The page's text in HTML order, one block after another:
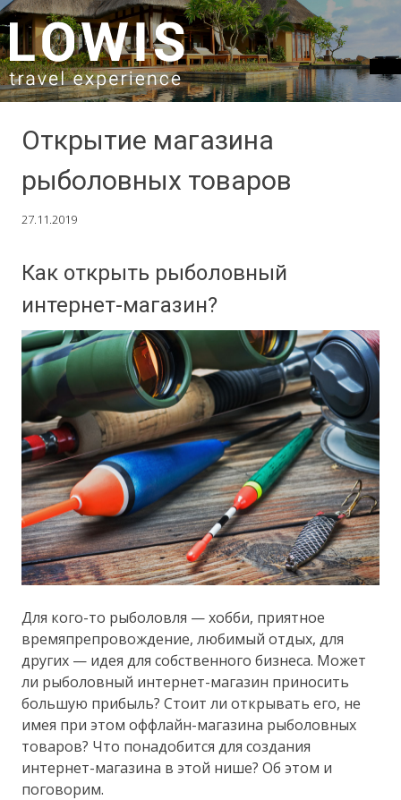
SKIP TO CONTENT
Открытие магазина
рыболовных товаров
27.11.2019
Как открыть рыболовный
интернет-магазин?
Для кого-то рыболовля — хобби, приятное
времяпрепровождение, любимый отдых, для
других — идея для собственного бизнеса. Может
ли рыболовный интернет-магазин приносить
большую прибыль? Стоит ли открывать его, не
имея при этом оффлайн-магазина рыболовных
товаров? Что понадобится для создания
интернет-магазина в этой нише? Об этом и
поговорим.